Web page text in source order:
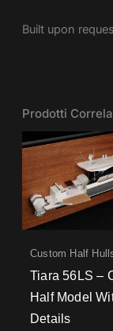
Built upon
Prodotti
Custom Half
Tiara 56LS –
Half Model
Details